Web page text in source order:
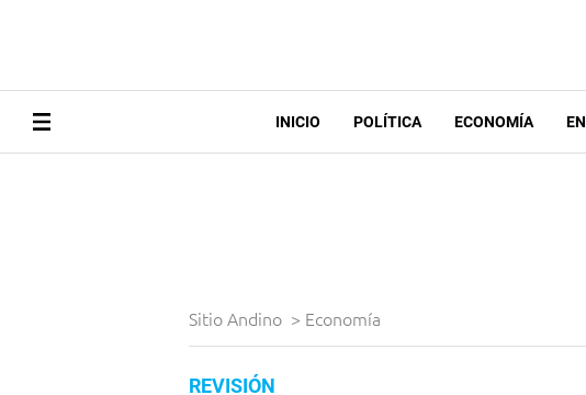
INICIO POLÍTICA ECONOMÍA
Sitio Andino > Economía
REVISIÓN